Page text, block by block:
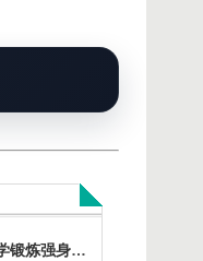
安卓多多养生v1.0.6免费看科学锻炼强身健体